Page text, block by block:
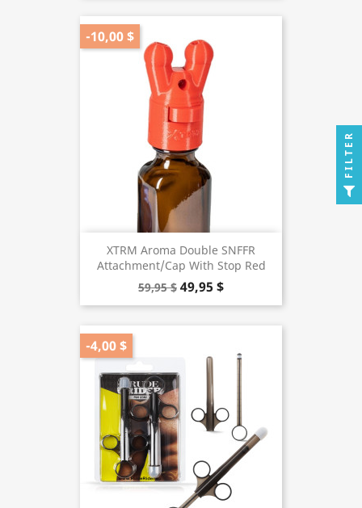
XTRM Aroma Double SNFFR
Attachment/Cap With Stop Red
59,95 $ 49,95 $
-10,00 $
-4,00 $
FILTER